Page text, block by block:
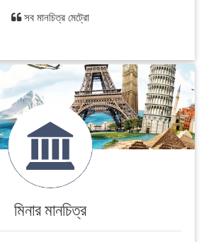
সব মানচিত্র মেট্রো
মিনার মানচিত্র